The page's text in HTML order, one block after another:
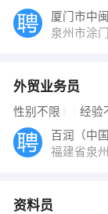
厦门市中
泉州市涂
外贸业务员
性别不限 经验
百润（中
福建省泉
资料员